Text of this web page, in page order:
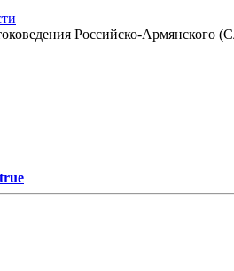
Российско-Армянского